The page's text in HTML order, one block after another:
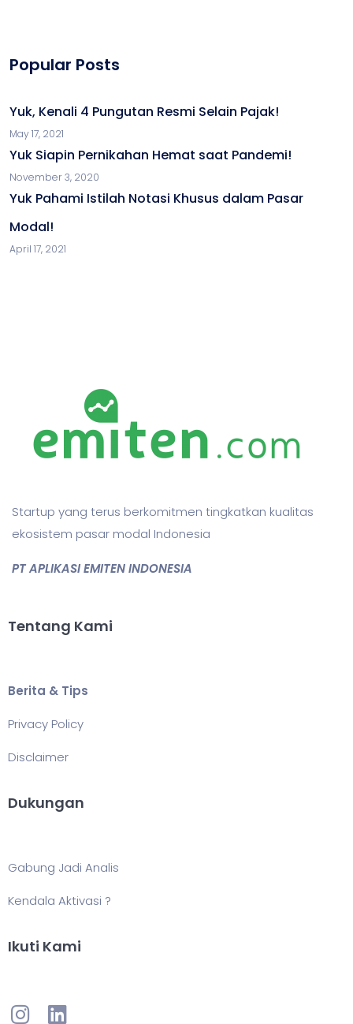
Popular Posts
Yuk, Kenali 4 Pungutan Resmi Selain Pajak!
May 17, 2021
Yuk Siapin Pernikahan Hemat saat Pandemi!
November 3, 2020
Yuk Pahami Istilah Notasi Khusus dalam Pasar
Modal!
April 17, 2021
Startup yang terus berkomitmen tingkatkan kualitas
ekosistem pasar modal Indonesia
PT APLIKASI EMITEN INDONESIA
Tentang Kami
Berita & Tips
Privacy Policy
Disclaimer
Dukungan
Gabung Jadi Analis
Kendala Aktivasi ?
Ikuti Kami